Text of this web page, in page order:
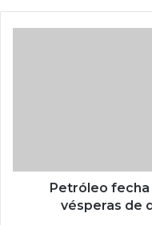
Petróleo
vésperas de